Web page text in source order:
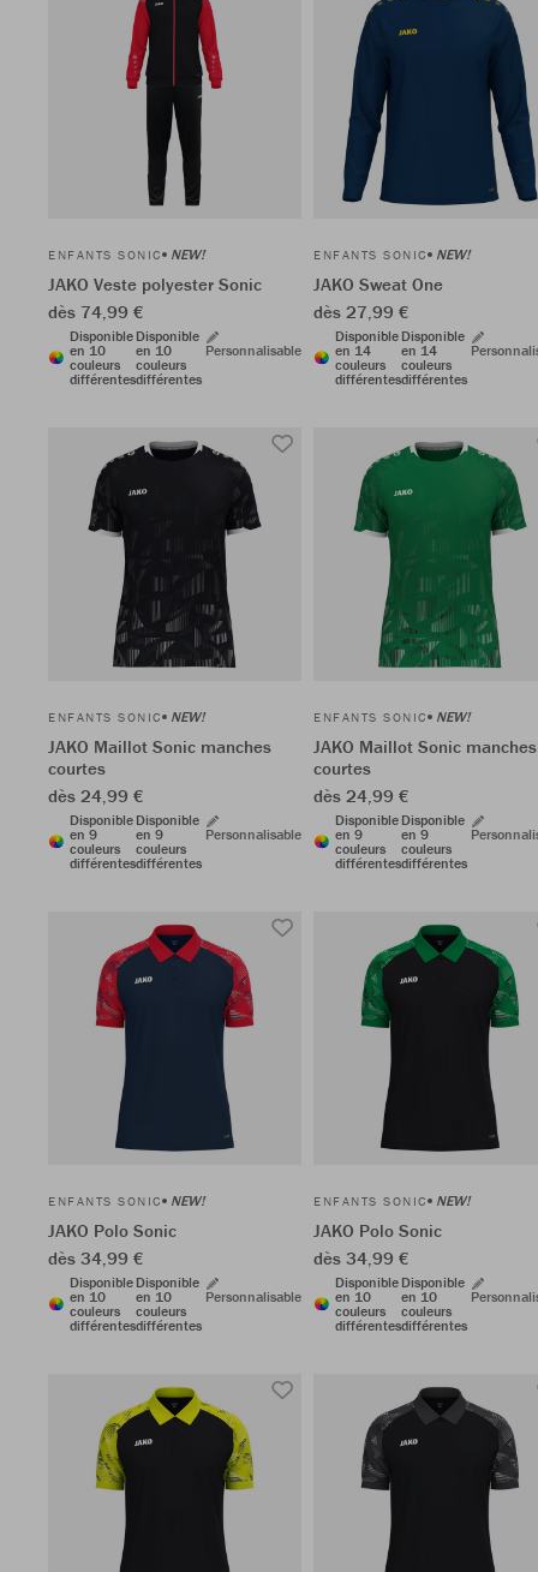
ENFANTS SONIC NEW!
JAKO Veste polyester Sonic
dès 74,99 €
Disponible
en 10
couleurs
différentes
Disponible
en 10
couleurs
différentes
Personnalisable
ENFANTS SONIC NEW!
JAKO Sweat One
dès 27,99 €
Disponible
en 14
couleurs
différentes
Disponible
en 14
couleurs
différentes
ENFANTS SONIC NEW!
JAKO Maillot Sonic manches
courtes
dès 24,99 €
Disponible
en 9
couleurs
différentes
Disponible
en 9
couleurs
différentes
Personnalisable
ENFANTS SONIC NEW!
JAKO Maillot Sonic manches
courtes
dès 24,99 €
Disponible
en 9
couleurs
différentes
Disponible
en 9
couleurs
différentes
ENFANTS SONIC NEW!
JAKO Polo Sonic
dès 34,99 €
Disponible
en 10
couleurs
différentes
Disponible
en 10
couleurs
différentes
Personnalisable
ENFANTS SONIC NEW!
JAKO Polo Sonic
dès 34,99 €
Disponible
en 10
couleurs
différentes
Disponible
en 10
couleurs
différentes